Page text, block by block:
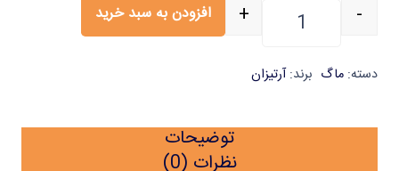
ماگ مشکی آرتیزان بسته 4 عددی ایلا عدد -
+ افزودن به سبد خرید
دسته: ماگ برند:آرتیزان
توضیحات
نظرات (0)